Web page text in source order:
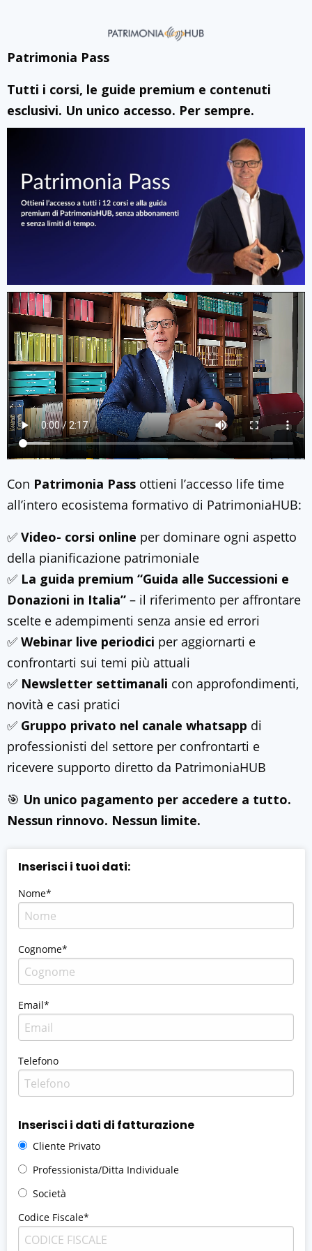
Patrimonia Pass
Tutti i corsi, le guide premium e contenuti
esclusivi. Un unico accesso. Per sempre.
Con Patrimonia Pass ottieni l’accesso life time
all’intero ecosistema formativo di PatrimoniaHUB:
✅ Video- corsi online per dominare ogni aspetto
della pianificazione patrimoniale
✅ La guida premium “Guida alle Successioni e
Donazioni in Italia” – il riferimento per affrontare
scelte e adempimenti senza ansie ed errori
✅ Webinar live periodici per aggiornarti e
confrontarti sui temi più attuali
✅ Newsletter settimanali con approfondimenti,
novità e casi pratici
✅ Gruppo privato nel canale whatsapp di
professionisti del settore per confrontarti e
ricevere supporto diretto da PatrimoniaHUB
🎯 Un unico pagamento per accedere a tutto.
Nessun rinnovo. Nessun limite.
Inserisci i tuoi dati:
Nome*
Cognome*
Email*
Telefono
Inserisci i dati di fatturazione
Cliente Privato
Professionista/Ditta Individuale
Società
Codice Fiscale*